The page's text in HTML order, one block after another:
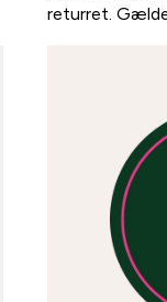
returret.